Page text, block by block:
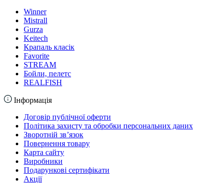
Winner
Mistrall
Gurza
Keitech
Крапаль класік
Favorite
STREAM
Бойли, пелетс
REALFISH
Інформація
Договір публічної оферти
Політика захисту та обробки персональних даних
Зворотній зв’язок
Повернення товару
Карта сайту
Виробники
Подарункові сертифікати
Акції